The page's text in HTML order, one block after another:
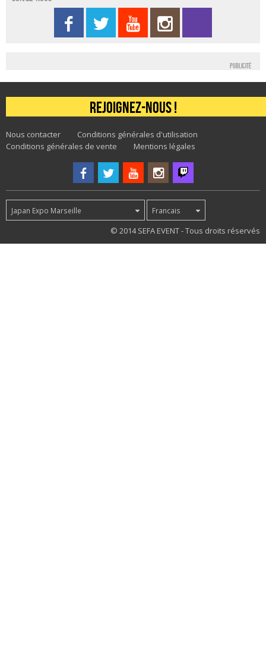
Publicité
Rejoignez-nous !
Nous contacter
Conditions générales d'utilisation
Conditions générales de vente
Mentions légales
Japan Expo Marseille Francais
© 2014 SEFA EVENT - Tous droits réservés